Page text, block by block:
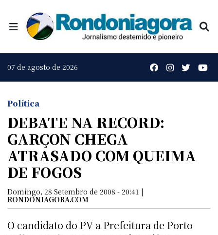
07 de agosto de 2026
Política
DEBATE NA RECORD:
GARÇON CHEGA
ATRASADO COM QUEIMA
DE FOGOS
Domingo, 28 Setembro de 2008 - 20:41 |
RONDONIAGORA.COM
O candidato do PV a Prefeitura de Porto